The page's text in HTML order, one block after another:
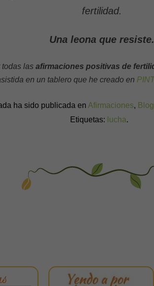
fertilidad.
Una leona que resiste.
todas las afirmaciones positivas de
en un tablero que he creado en
ha sido publicada en Afirmaciones, Blog
Etiquetas: lucha.